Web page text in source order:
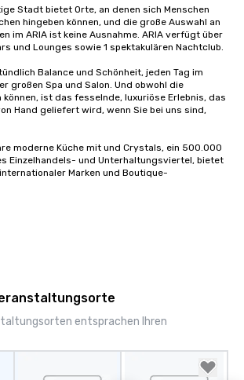
Stadt bietet Orte, an denen sich Menschen
hingeben können, und die große Auswahl an
im ARIA ist keine Ausnahme. ARIA verfügt über
und Lounges sowie 1 spektakulären Nachtclub.
Balance und Schönheit, jeden Tag im
großen Spa und Salon. Und obwohl die
ist das fesselnde, luxuriöse Erlebnis, das
Hand geliefert wird, wenn Sie bei uns sind,
moderne Küche mit und Crystals, ein 500.000
Einzelhandels- und Unterhaltungsviertel, bietet
Marken und Boutique-
entsprachen Ihren